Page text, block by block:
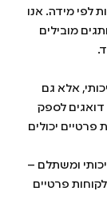
לפי מידה. אנו
מובילים
אלא גם
דואגים לספק
פרטיים יכולים
ומשתלם –
פרטיים